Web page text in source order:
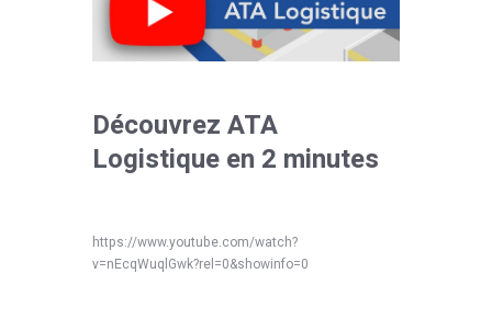
Découvrez ATA
Logistique en 2 minutes
https://www.youtube.com/watch?
v=nEcqWuqlGwk?rel=0&showinfo=0